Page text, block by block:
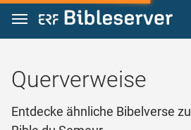
Zum Inhalt springen
Querverweise
Entdecke ähnliche Bibelverse zu